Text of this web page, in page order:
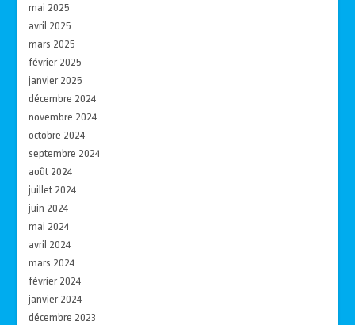
mai 2025
avril 2025
mars 2025
février 2025
janvier 2025
décembre 2024
novembre 2024
octobre 2024
septembre 2024
août 2024
juillet 2024
juin 2024
mai 2024
avril 2024
mars 2024
février 2024
janvier 2024
décembre 2023